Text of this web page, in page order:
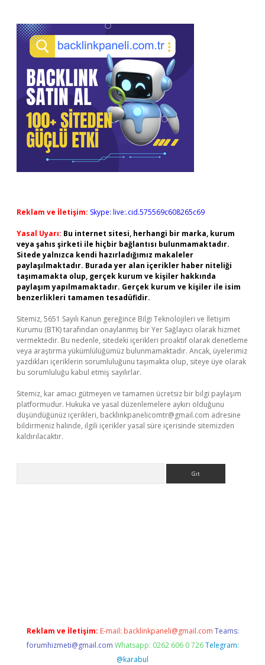
Reklam ve İletişim: Skype: live:.cid.575569c608265c69
Yasal Uyarı: Bu internet sitesi, herhangi bir marka, kurum
veya şahıs şirketi ile hiçbir bağlantısı bulunmamaktadır.
Sitede yalnızca kendi hazırladığımız makaleler
paylaşılmaktadır. Burada yer alan içerikler haber niteliği
taşımamakta olup, gerçek kurum ve kişiler hakkında
paylaşım yapılmamaktadır. Gerçek kurum ve kişiler ile isim
benzerlikleri tamamen tesadüfidir.
Sitemiz, 5651 Sayılı Kanun gereğince Bilgi Teknolojileri ve İletişim
Kurumu (BTK) tarafından onaylanmış bir Yer Sağlayıcı olarak hizmet
vermektedir. Bu nedenle, sitedeki içerikleri proaktif olarak denetleme
veya araştırma yükümlülüğümüz bulunmamaktadır. Ancak, üyelerimiz
yazdıkları içeriklerin sorumluluğunu taşımakta olup, siteye üye olarak
bu sorumluluğu kabul etmiş sayılırlar.
Sitemiz, kar amacı gütmeyen ve tamamen ücretsiz bir bilgi paylaşım
platformudur. Hukuka ve yasal düzenlemelere aykırı olduğunu
düşündüğünüz içerikleri, backlinkpanelicomtr@gmail.com adresine
bildirmeniz halinde, ilgili içerikler yasal süre içerisinde sitemizden
kaldırılacaktır.
Reklam ve İletişim: E-mail: backlinkpaneli@gmail.com Teams:
forumhizmeti@gmail.com Whatsapp: 0262 606 0 726 Telegram:
@karabul